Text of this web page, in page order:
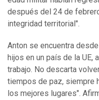
después del 24 de
integridad territorial".
Anton se encuentra
hijos en un país de la UE,
trabajo. No descarta
tiempos de paz, siempre
los mejores lugares".